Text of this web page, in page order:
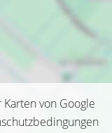
von Google